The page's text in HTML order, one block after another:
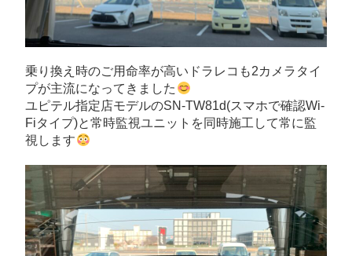
乗り換え時のご用命率が高いドラレコも2カメラタイ
プが主流になってきました
ユピテル指定店モデルのSN-TW81d(スマホで確認Wi-
Fiタイプ)と常時監視ユニットを同時施工して常に監
視します